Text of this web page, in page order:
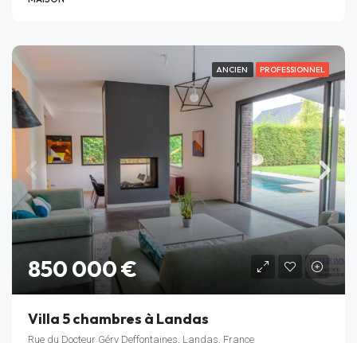
ANCIEN PROFESSIONNEL
850 000 €
Villa 5 chambres à Landas
Rue du Docteur Géry Deffontaines, Landas, France